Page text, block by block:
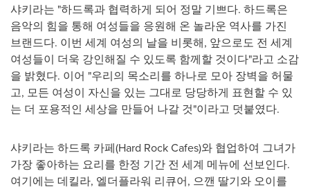
샤키라는 "하드록과 협력하게 되어 정말 기쁘다. 하드록은
음악의 힘을 통해 여성들을 응원해 온 놀라운 역사를 가진
브랜드다. 이번 세계 여성의 날을 비롯해, 앞으로도 전 세계
여성들이 더욱 강인해질 수 있도록 함께할 것이다"라고 소감
을 밝혔다. 이어 "우리의 목소리를 하나로 모아 장벽을 허물
고, 모든 여성이 자신을 있는 그대로 당당하게 표현할 수 있
는 더 포용적인 세상을 만들어 나갈 것"이라고 덧붙였다.
샤키라는 하드록 카페(Hard Rock Cafes)와 협업하여 그녀가
가장 좋아하는 요리를 한정 기간 전 세계 메뉴에 선보인다.
여기에는 데킬라, 엘더플라워 리큐어, 으깬 딸기와 오이를